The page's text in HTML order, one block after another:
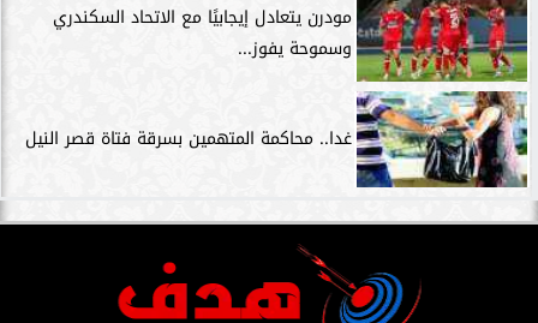
مودرن يتعادل إيجابيًا مع الاتحاد السكندري
وسموحة يفوز...
غدا.. محاكمة المتهمين بسرقة فتاة قصر النيل